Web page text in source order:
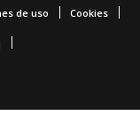
de uso Cookies